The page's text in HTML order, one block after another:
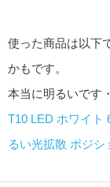
使った商品は以下
かもです。
本当に明るいです
T10 LED ホワイト
るい光拡散 ポジシ